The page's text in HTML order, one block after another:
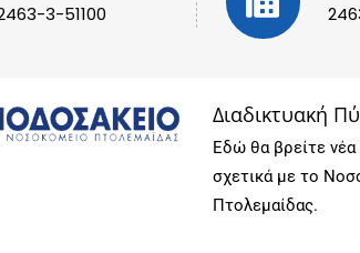
3-51100
Διαδικτυακή
Εδώ θα βρείτε
σχετικά με το
Πτολεμαίδας.